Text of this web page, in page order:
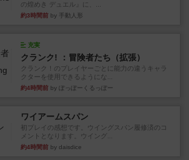
の煌めき デュエル』に、...
約3時間前 by 手動人形
充実
クランク! ：冒険者たち（拡張）
クランク！のプレイヤーごとに能力の違うキャラ
クターを使用できるようにな...
約4時間前 by ぽっぽーくるっぽー
ワイアームスパン
初プレイの感想です。ウイングスパン履修済のコ
メントとなります。ウイング...
約4時間前 by daisdice